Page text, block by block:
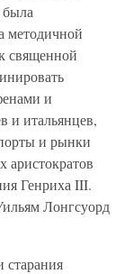
методичной
священной
и
и итальянцев,
и рынки
Генриха III.
Лонгсуорд